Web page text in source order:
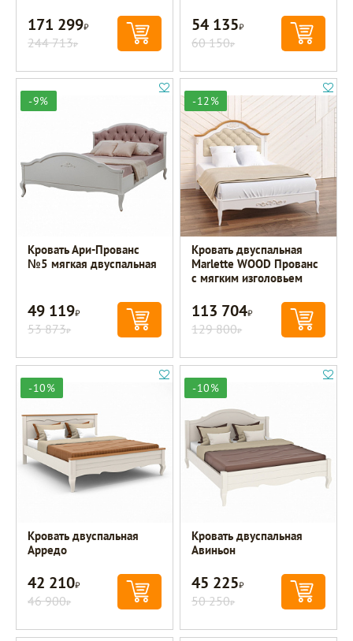
171 299Р
244 713Р
54 135Р
60 150Р
-9%
Кровать Ари-Прованс
№5 мягкая двуспальная
49 119Р
53 873Р
-12%
Кровать двуспальная
Marlette WOOD Прованс
с мягким изголовьем
113 704Р
129 800Р
-10%
Кровать двуспальная
Арредо
42 210Р
46 900Р
-10%
Кровать двуспальная
Авиньон
45 225Р
50 250Р